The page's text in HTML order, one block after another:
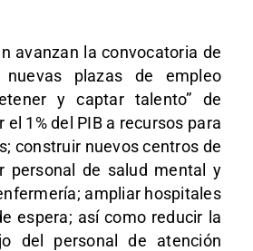
avanzan la convocatoria de
plazas de empleo
y captar talento” de
el 1% del PIB a recursos para
construir nuevos centros de
personal de salud mental y
ampliar hospitales
espera; así como reducir la
del personal de atención